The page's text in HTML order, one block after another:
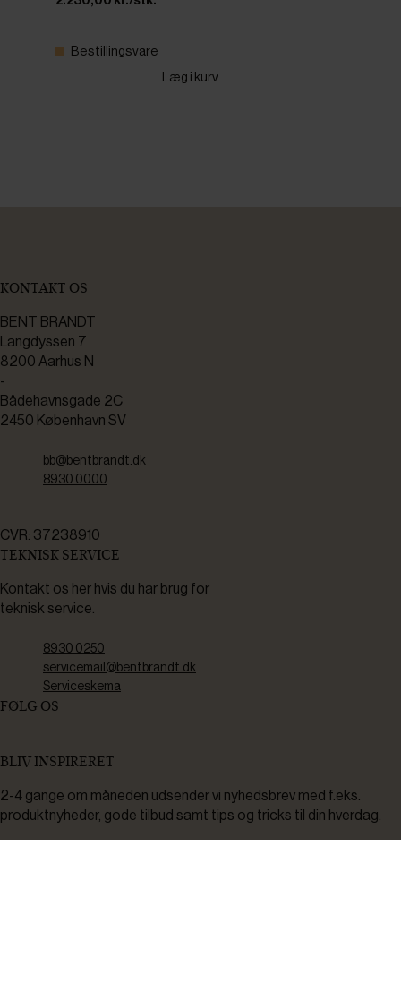
Bestillingsvare
Læg i kurv
KONTAKT OS
BENT BRANDT
Langdyssen 7
8200 Aarhus N
-
Bådehavnsgade 2C
2450 København SV
bb@bentbrandt.dk
8930 0000
CVR: 37238910
TEKNISK SERVICE
Kontakt os her hvis du har brug for
teknisk service.
8930 0250
servicemail@bentbrandt.dk
Serviceskema
FØLG OS
BLIV INSPIRERET
2-4 gange om måneden udsender vi nyhedsbrev med f.eks.
produktnyheder, gode tilbud samt tips og tricks til din hverdag.